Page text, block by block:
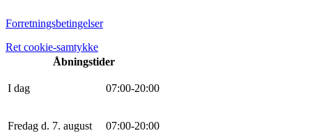
Forretningsbetingelser
Ret cookie-samtykke
Åbningstider
I dag 07:00-20:00
Fredag d. 7. august 07:00-20:00